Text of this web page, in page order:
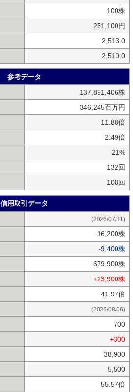
100株
251,100円
2,513.0
2,510.0
参考データ
137,891,406株
346,245百万円
11.88倍
2.49倍
21%
132回
108回
信用取引データ
(2026/07/31)
16,200株
-9,400株
679,900株
+23,900株
41.97倍
(2026/08/06)
700
+300
38,900
5,500
55.57倍